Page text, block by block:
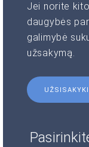
Jei norite
daugybės
galimybė
užsakymą.